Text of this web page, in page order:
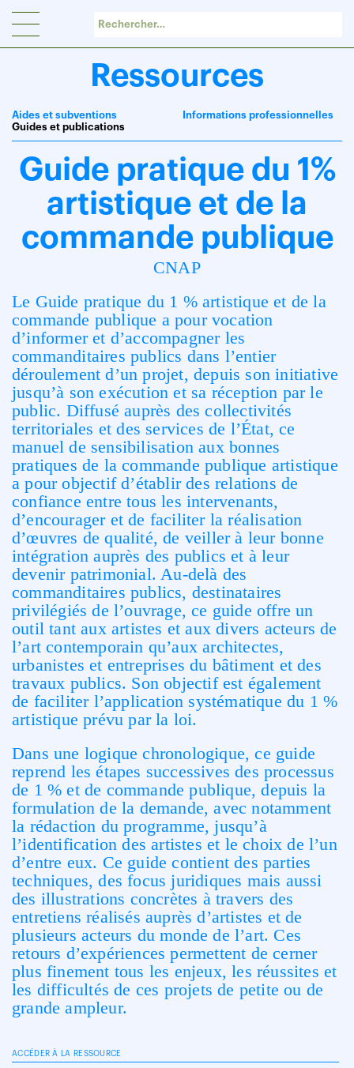
Ressources
Aides et subventions
Guides et publications
Informations professionnelles
Guide pratique du 1%
artistique et de la
commande publique
CNAP
Le Guide pratique du 1 % artistique et de la
commande publique a pour vocation
d’informer et d’accompagner les
commanditaires publics dans l’entier
déroulement d’un projet, depuis son initiative
jusqu’à son exécution et sa réception par le
public. Diffusé auprès des collectivités
territoriales et des services de l’État, ce
manuel de sensibilisation aux bonnes
pratiques de la commande publique artistique
a pour objectif d’établir des relations de
confiance entre tous les intervenants,
d’encourager et de faciliter la réalisation
d’œuvres de qualité, de veiller à leur bonne
intégration auprès des publics et à leur
devenir patrimonial. Au-delà des
commanditaires publics, destinataires
privilégiés de l’ouvrage, ce guide offre un
outil tant aux artistes et aux divers acteurs de
l’art contemporain qu’aux architectes,
urbanistes et entreprises du bâtiment et des
travaux publics. Son objectif est également
de faciliter l’application systématique du 1 %
artistique prévu par la loi.
Dans une logique chronologique, ce guide
reprend les étapes successives des processus
de 1 % et de commande publique, depuis la
formulation de la demande, avec notamment
la rédaction du programme, jusqu’à
l’identification des artistes et le choix de l’un
d’entre eux. Ce guide contient des parties
techniques, des focus juridiques mais aussi
des illustrations concrètes à travers des
entretiens réalisés auprès d’artistes et de
plusieurs acteurs du monde de l’art. Ces
retours d’expériences permettent de cerner
plus finement tous les enjeux, les réussites et
les difficultés de ces projets de petite ou de
grande ampleur.
ACCÉDER À LA RESSOURCE